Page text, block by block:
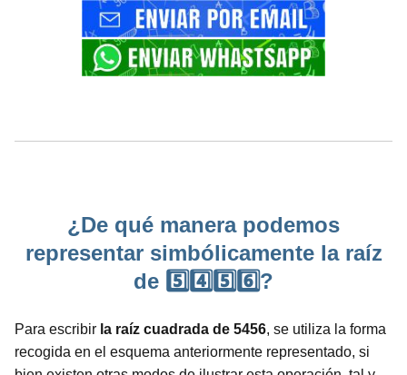
¿De qué manera podemos
representar simbólicamente la raíz
de 5️⃣4️⃣5️⃣6️⃣?
Para escribir la raíz cuadrada de 5456, se utiliza la forma
recogida en el esquema anteriormente representado, si